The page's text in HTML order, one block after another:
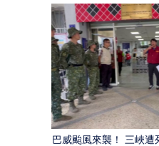
巴威颱風來襲！ 三峽遭